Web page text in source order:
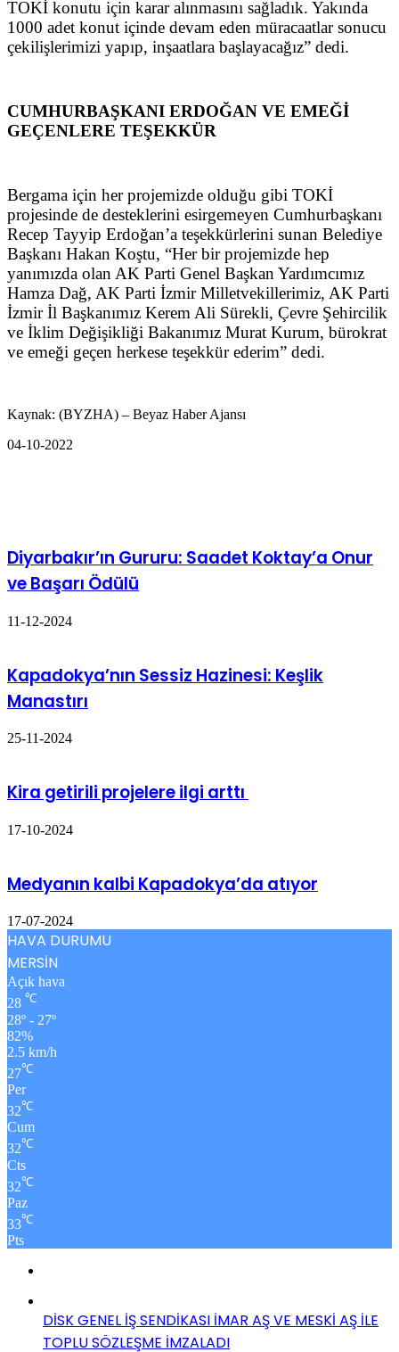
TOKİ konutu için karar alınmasını sağladık. Yakında
1000 adet konut içinde devam eden müracaatlar sonucu
çekilişlerimizi yapıp, inşaatlara başlayacağız” dedi.
CUMHURBAŞKANI ERDOĞAN VE EMEĞİ
GEÇENLERE TEŞEKKÜR
Bergama için her projemizde olduğu gibi TOKİ
projesinde de desteklerini esirgemeyen Cumhurbaşkanı
Recep Tayyip Erdoğan’a teşekkürlerini sunan Belediye
Başkanı Hakan Koştu, “Her bir projemizde hep
yanımızda olan AK Parti Genel Başkan Yardımcımız
Hamza Dağ, AK Parti İzmir Milletvekillerimiz, AK Parti
İzmir İl Başkanımız Kerem Ali Sürekli, Çevre Şehircilik
ve İklim Değişikliği Bakanımız Murat Kurum, bürokrat
ve emeği geçen herkese teşekkür ederim” dedi.
Kaynak: (BYZHA) – Beyaz Haber Ajansı
04-10-2022
Diyarbakır’ın Gururu: Saadet Koktay’a Onur
ve Başarı Ödülü
11-12-2024
Kapadokya’nın Sessiz Hazinesi: Keşlik
Manastırı
25-11-2024
Kira getirili projelere ilgi arttı
17-10-2024
Medyanın kalbi Kapadokya’da atıyor
17-07-2024
HAVA DURUMU
MERSİN
Açık hava
28 ℃
28º - 27º
82%
2.5 km/h
27℃
Per
32℃
Cum
32℃
Cts
32℃
Paz
33℃
Pts
DİSK GENEL İŞ SENDİKASI İMAR AŞ VE MESKİ AŞ İLE
TOPLU SÖZLEŞME İMZALADI